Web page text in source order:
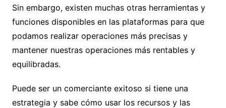
Sin embargo, existen muchas otras herramientas y
funciones disponibles en las plataformas para que
podamos realizar operaciones más precisas y
mantener nuestras operaciones más rentables y
equilibradas.
Puede ser un comerciante exitoso si tiene una
estrategia y sabe cómo usar los recursos y las